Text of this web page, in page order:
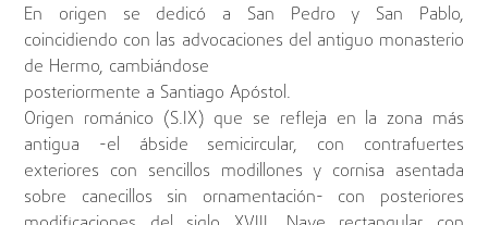
En origen se dedicó a San Pedro y San Pablo,
coincidiendo con las advocaciones del antiguo monasterio
de Hermo, cambiándose
posteriormente a Santiago Apóstol.
Origen románico (S.IX) que se refleja en la zona más
antigua -el ábside semicircular, con contrafuertes
exteriores con sencillos modillones y cornisa asentada
sobre canecillos sin ornamentación- con posteriores